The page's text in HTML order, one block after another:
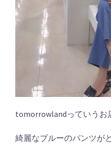
tomorrowlandっていうお
綺麗なブルーのパンツが